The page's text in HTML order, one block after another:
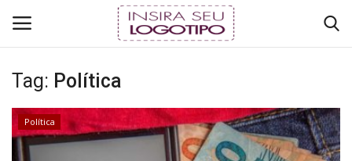
Login
Início
Tag: Política
Política